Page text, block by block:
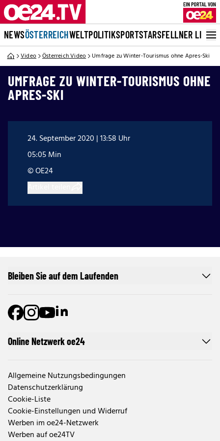
NEWSÖSTERREICHWELTPOLITIKSPORTSTARSFELLNER LIVE
Video Österreich Video Umfrage zu Winter-Tourismus ohne Apres-Ski
UMFRAGE ZU WINTER-TOURISMUS OHNE
APRES-SKI
24. September 2020 | 13:58 Uhr
05:05 Min
© OE24
Online Netzwerk oe24
Allgemeine Nutzungsbedingungen
Datenschutzerklärung
Cookie-Liste
Cookie-Einstellungen und Widerruf
Werben im oe24-Netzwerk
Werben auf oe24TV
Bleiben Sie auf dem Laufenden